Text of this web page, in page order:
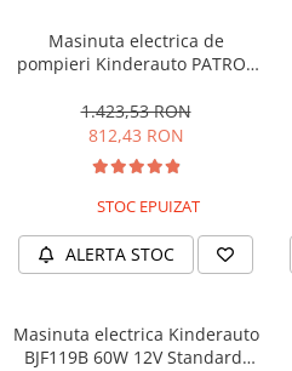
Masinuta electrica de
pompieri Kinderauto PATROL
1.423,53 RON
812,43 RON
STOC EPUIZAT
ALERTA STOC
Masinuta electrica Kinderauto
BJF119B 60W 12V Standard,